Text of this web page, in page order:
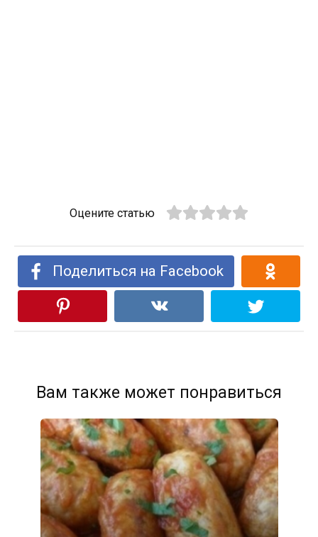
Оцените статью
Поделиться на Facebook
Вам также может понравиться